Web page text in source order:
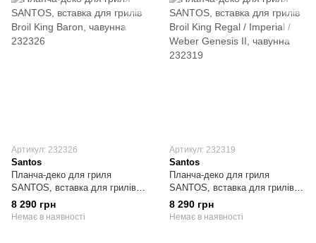
Артикул: 232326
Santos
Планча-деко для гриля
SANTOS, вставка для грилів
Broil King Baron, чавунна
232326
8 290 грн
Немає в наявності
Артикул: 232319
Santos
Планча-деко для гриля
SANTOS, вставка для грилів
Broil King Regal / Imperial /
Weber Genesis II, чавунна
8 290 грн
Немає в наявності